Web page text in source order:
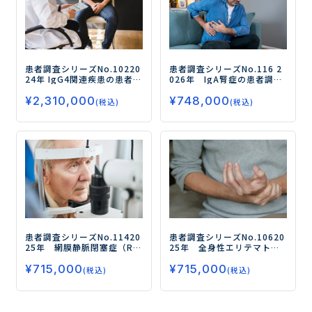
患者調査シリーズNo.10220
24年 IgG4関連疾患の患者調
況、薬物治療の満足度・不
満点および安全性の高い注
射薬に対するニーズを中心
に調査―
¥2,310,000(税込)
患者調査シリーズNo.116 2
026年 IgA腎症の患者調査
ンメットニーズを調査・分
析／治療に求められるのは
長期的な進行抑制・腎保護
効果ー
¥748,000(税込)
患者調査シリーズNo.11420
25年 網膜静脈閉塞症（RV
実態とニーズを探る/抗VEG
F薬治療を直近に受けている
人はおよそ2割ー
¥715,000(税込)
患者調査シリーズNo.10620
25年 全身性エリテマトー
物治療の実態と満足度、新
しい治療薬に求めるニーズ
を探る／ 経口ステロイドの
¥715,000(税込)